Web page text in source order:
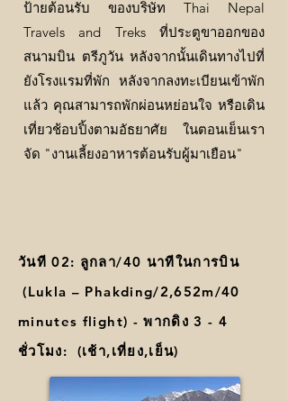
ป้ายต้อนรับ ของบริษัท Thai Nepal
Travels and Treks ที่ประตูขาออกของ
สนามบิน ตรีภูวัน หลังจากนั้นเดินทางไปที่
ยังโรงแรมที่พัก หลังจากลงทะเบียนเข้าพัก
แล้ว คุณสามารถพักผ่อนหย่อนใจ หรือเดิน
เที่ยวช้อบปิ้งตามอัธยาศัย ในตอนเย็นเรา
จัด "งานเลี้ยงอาหารต้อนรับผู้มาเยือน"
วันที 02: ลูกลา/40 นาทีในการบิน
(Lukla – Phakding/2,652m/40
minutes flight) - พากดิง 3 - 4
ชั่วโมง: (เช้า,เที่ยง,เย็น)